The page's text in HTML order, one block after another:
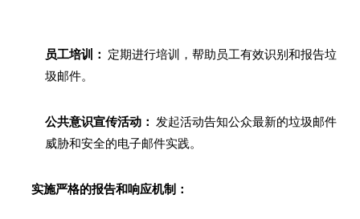
员工培训： 定期进行培训，帮助员工有效识别和报告垃
圾邮件。
公共意识宣传活动： 发起活动告知公众最新的垃圾邮件
威胁和安全的电子邮件实践。
实施严格的报告和响应机制：